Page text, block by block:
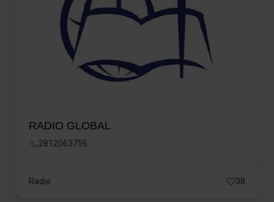
RADIO GLOBAL
2812063756
Radio 38